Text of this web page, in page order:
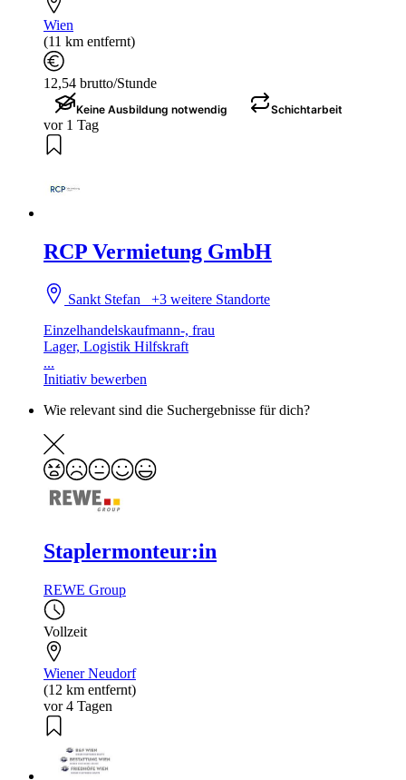
Wien
(11 km entfernt)
12,54 brutto/Stunde
Keine Ausbildung notwendig Schichtarbeit
vor 1 Tag
RCP Vermietung GmbH
Sankt Stefan+3 weitere Standorte
Einzelhandelskaufmann-, frau
Lager, Logistik Hilfskraft
...
Initiativ bewerben
Wie relevant sind die Suchergebnisse für dich?
Staplermonteur:in
REWE Group
Vollzeit
Wiener Neudorf
(12 km entfernt)
vor 4 Tagen